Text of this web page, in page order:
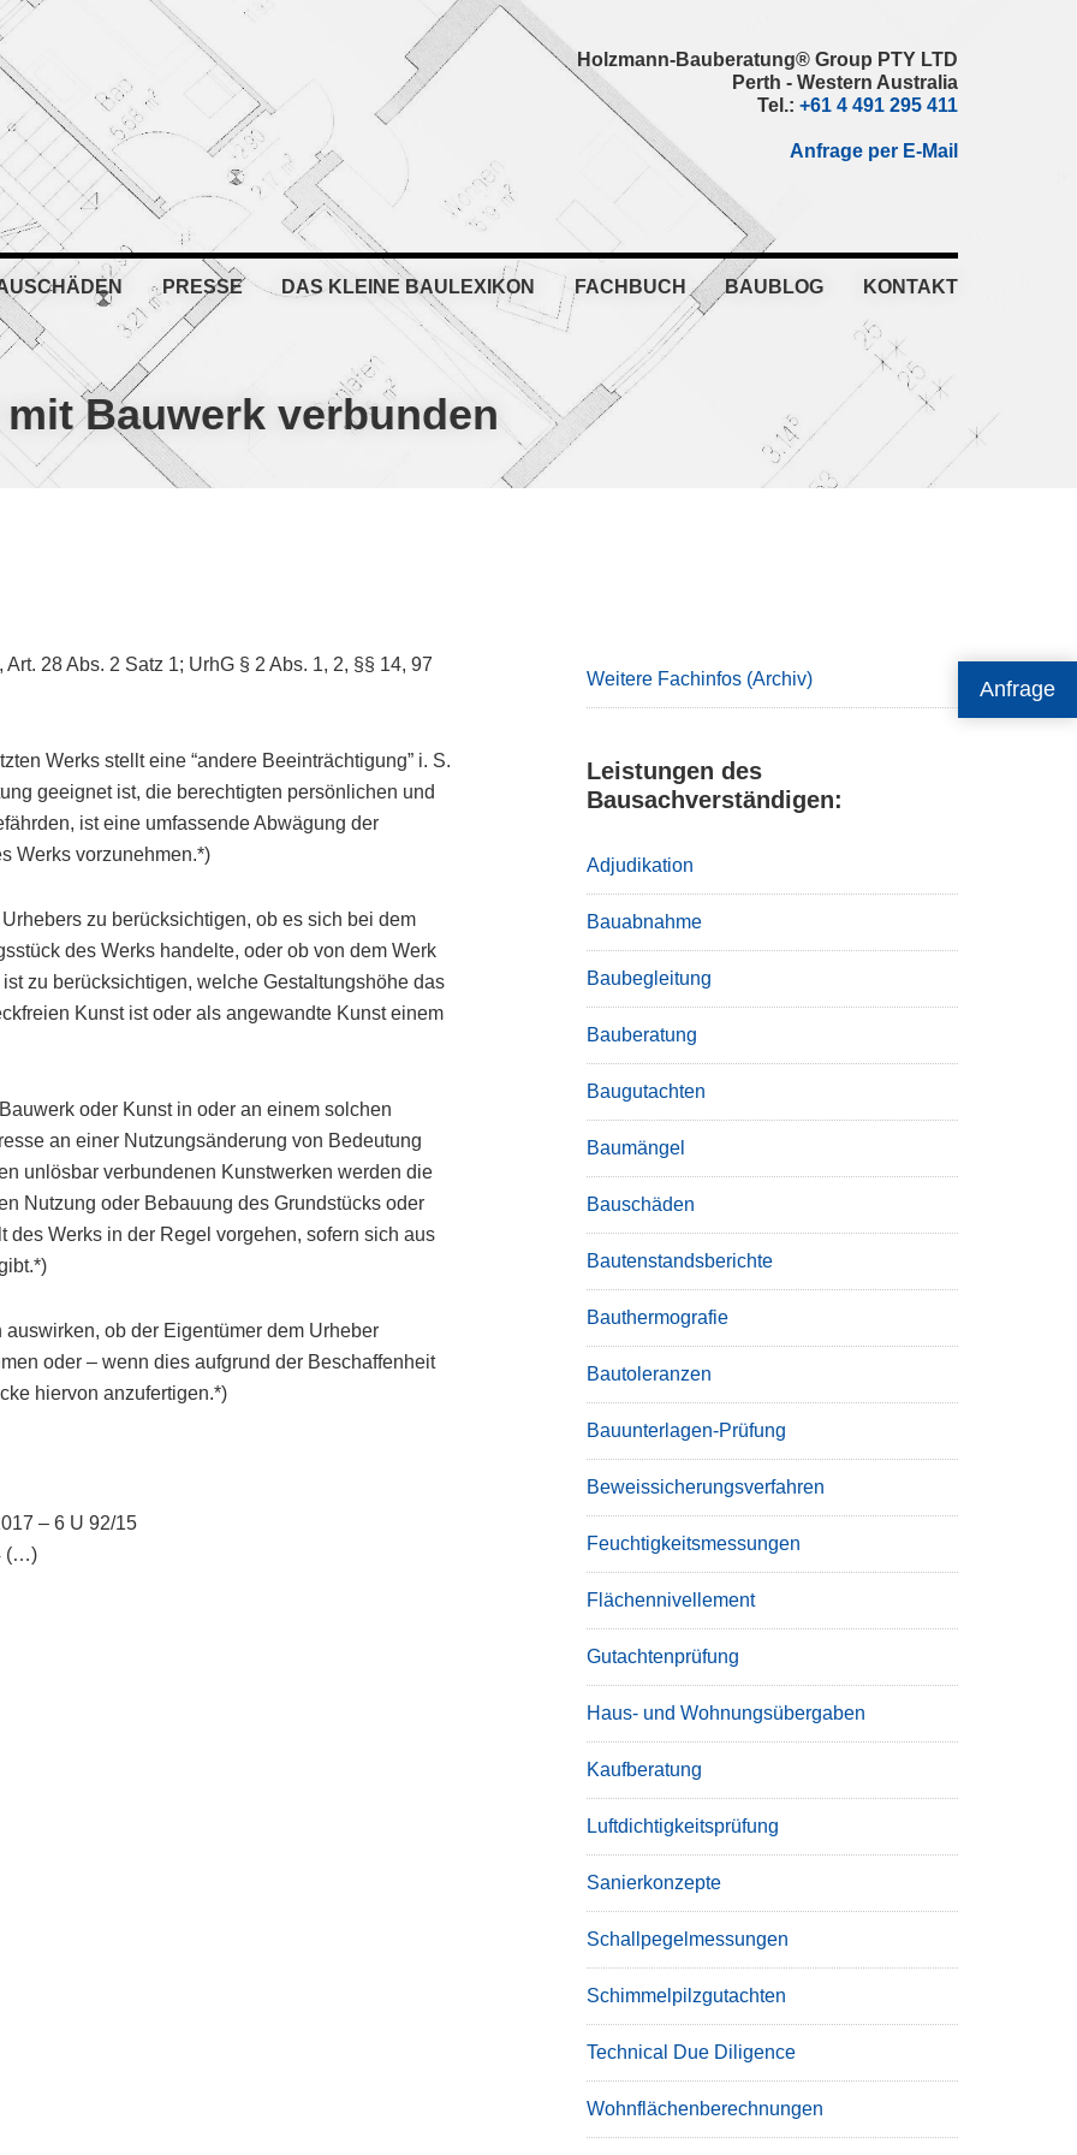
Anfrage
Holzmann-Bauberatung® Group PTY LTD
Perth - Western Australia
Tel.: +61 4 491 295 411
Anfrage per E-Mail
PRESSE DAS KLEINE BAULEXIKON FACHBUCH BAUBLOG KONTAKT
Bauwerk verbunden
28 Abs. 2 Satz 1; UrhG § 2 Abs. 1, 2, §§ 14, 97
Werks stellt eine “andere Beeinträchtigung” i. S.
geeignet ist, die berechtigten persönlichen und
ist eine umfassende Abwägung der
Werks vorzunehmen.*)
zu berücksichtigen, ob es sich bei dem
des Werks handelte, oder ob von dem Werk
zu berücksichtigen, welche Gestaltungshöhe das
Kunst ist oder als angewandte Kunst einem
oder Kunst in oder an einem solchen
an einer Nutzungsänderung von Bedeutung
unlösbar verbundenen Kunstwerken werden die
Nutzung oder Bebauung des Grundstücks oder
Werks in der Regel vorgehen, sofern sich aus
ob der Eigentümer dem Urheber
oder – wenn dies aufgrund der Beschaffenheit
hiervon anzufertigen.*)
– 6 U 92/15
(…)
Weitere Fachinfos (Archiv)
Leistungen des
Bausachverständigen:
Adjudikation
Bauabnahme
Baubegleitung
Bauberatung
Baugutachten
Baumängel
Bauschäden
Bautenstandsberichte
Bauthermografie
Bautoleranzen
Bauunterlagen-Prüfung
Beweissicherungsverfahren
Feuchtigkeitsmessungen
Flächennivellement
Gutachtenprüfung
Haus- und Wohnungsübergaben
Kaufberatung
Luftdichtigkeitsprüfung
Sanierkonzepte
Schallpegelmessungen
Schimmelpilzgutachten
Technical Due Diligence
Wohnflächenberechnungen